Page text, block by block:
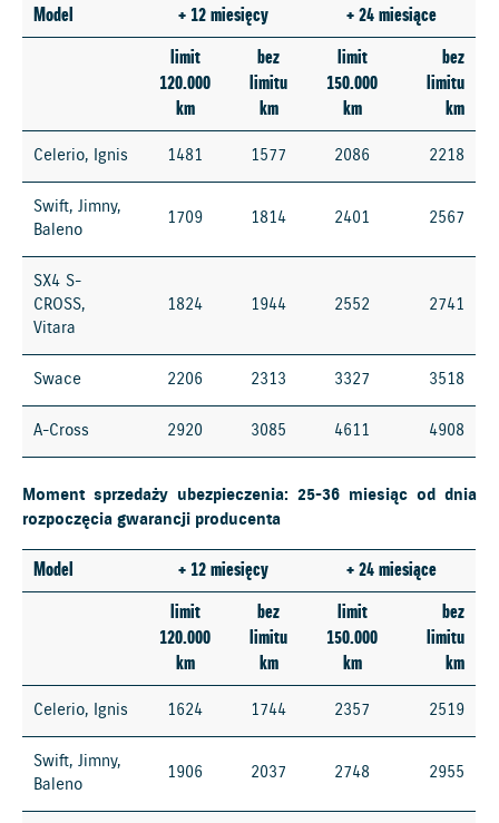
Model + 12 miesięcy
+ 24 miesiące
limit
120.000
km
bez
limitu
km
limit
150.000
km
bez
limitu
km
Celerio, Ignis 1481 1577 2086 2218
Swift, Jimny,
Baleno
1709 1814 2401 2567
SX4 S-
CROSS,
Vitara
1824 1944 2552 2741
Swace 2206 2313 3327 3518
A-Cross 2920 3085 4611 4908
Moment sprzedaży ubezpieczenia: 25-36 miesiąc od dnia
rozpoczęcia gwarancji producenta
Model + 12 miesięcy
+ 24 miesiące
limit
120.000
km
bez
limitu
km
limit
150.000
km
bez
limitu
km
Celerio, Ignis 1624 1744 2357 2519
Swift, Jimny,
Baleno
1906 2037 2748 2955